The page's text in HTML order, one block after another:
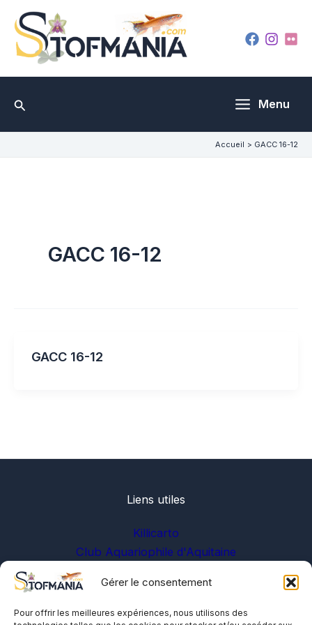
Gérer le consentement
Pour offrir les meilleures expériences, nous utilisons des
contenu
Rechercher Menu
Accueil GACC 16-12
GACC 16-12
GACC 16-12
Liens utiles
Killicarto
Club Aquariophile d'Aquitaine